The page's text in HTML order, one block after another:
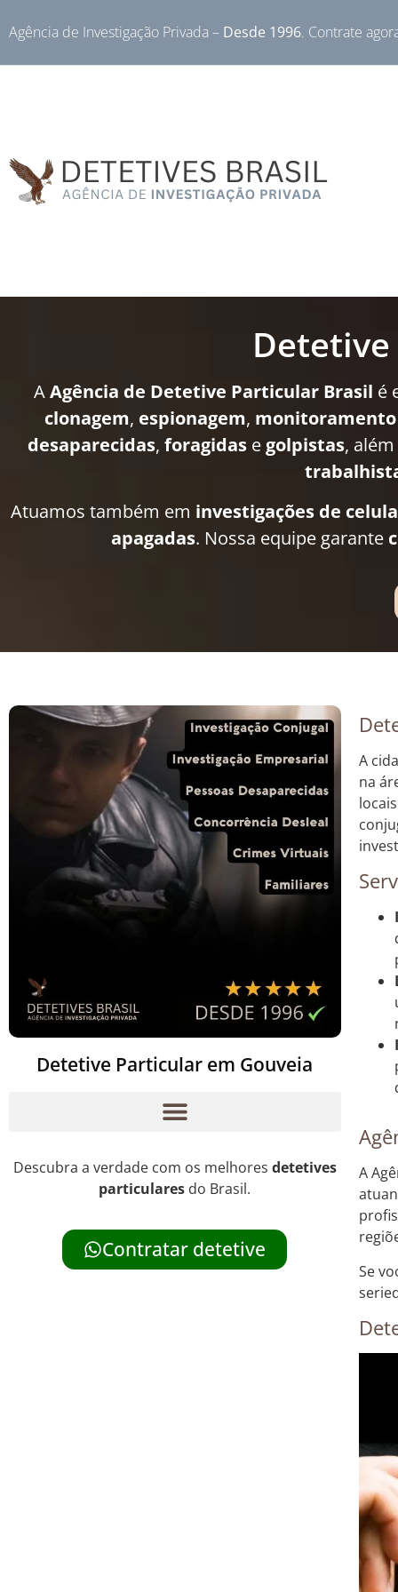
Agência de Investigação Privada – Desde 1996. Contrate
AAgência de Detetive Particular Brasil é
clonagem, espionagem, monitoramento
desaparecidas, foragidas e golpistas,
Atuamos também em investigações de
apagadas. Nossa equipe garante
Detetive Particular em Gouveia
Descubra a verdade com os melhores detetives
particulares do Brasil.
Contratar detetive
A
na
A
Se